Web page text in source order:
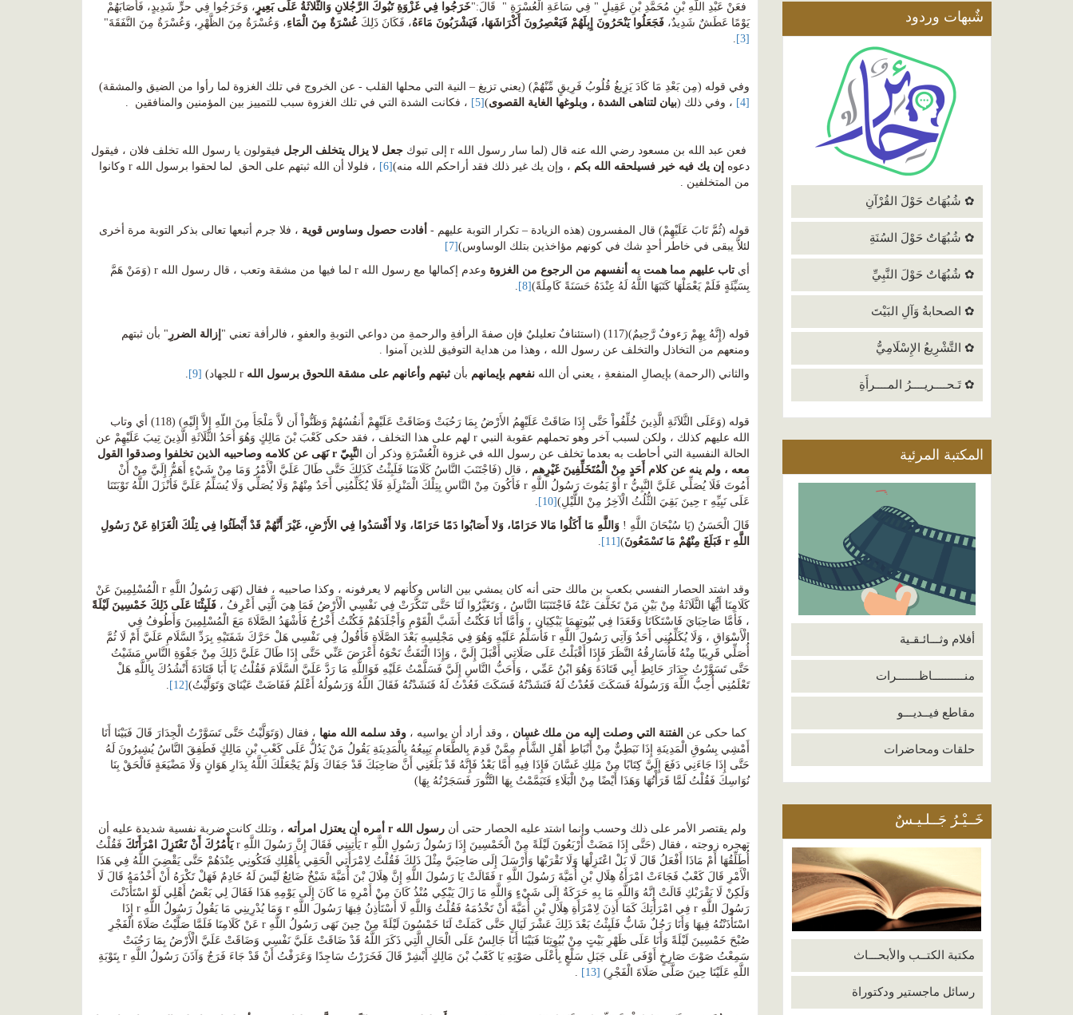
شٌبهات وردود
✿ شُبُهَاتٌ حَوْلَ القُرْآنِ
✿ شُبُهَاتٌ حَوْلَ السُنَةِ
✿ شُبُهَاتٌ حَوْلَ النَّبِيِّ
✿ الصحابةُ وَآلِ البَيْتَ
✿ التَّشْرِيعُ الإِسْلَامِيُّ
✿ تَـحــــريــــرُ المــــرأَةِ
المكتبة المرئية
أفلام وثـــائـقـية
منــــــــــاظـــــــرات
مقاطع فيــديـــو
حلقات ومحاضرات
خَــيْـرُ جَــلـيـسٌ
مكتبة الكتــب والأبحـــاث
رسائل ماجستير ودكتوراة
فعَنْ عَبْدِ اللَّهِ بْنِ مُحَمَّدِ بْنِ عَقِيلٍ " فِي سَاعَةِ الْعُسْرَةِ " قَالَ:"خَرَجُوا فِي غَزْوَةِ تَبُوكَ الرَّجُلانِ وَالثَّلاثَةُ عَلَى بَعِيرٍ ، وَخَرَجُوا فِي حرٍّ شَدِيدٍ، فَأَصَابَهُمْ
يَوْمًا عَطَشٌ شَدِيدٌ،فَجَعَلُوا يَنْحَرُونَ إِبِلَهُمْ فَيَعْصِرُونَ أَكْرَاشَهَا، فَيَشْرَبُونَ مَاءَهُ، فَكَانَ ذَلِكَعُسْرَةٌ مِنَ الْمَاءِ، وَعُسْرَةٌ مِنَ الظَّهْرِ، وَعُسْرَةٌ مِنَ النَّفَقَةَ"
[3]
.
وفي قوله (مِن بَعْدِ مَا كَادَ يَزِيغُ قُلُوبُ فَرِيقٍ مِّنْهُمْ) (يعني تزيغ – النية التي محلها القلب - عن الخروج في تلك الغزوة لما رأوا من الضيق والمشقة)
[4]
، وفي ذلك (بيان لتناهى الشدة ، وبلوغها الغاية القصوى)
[5] ، فكانت الشدة التي في تلك الغزوة سبب للتمييز بين المؤمنين والمنافقين .
فعن عبد الله بن مسعود رضي الله عنه قال (لما سار رسول الله r إلى تبوك جعل لا يزال يتخلف الرجل فيقولون يا رسول الله تخلف فلان ، فيقول
دعوه إن يك فيه خير فسيلحقه الله بكم ، وإن يك غير ذلك فقد أراحكم الله منه)[6]
، فلولا أن الله ثبتهم على الحق لما لحقوا برسول الله r وكانوا
من المتخلفين .
قوله (ثُمَّ تَابَ عَلَيْهِمْ) قال المفسرون (هذه الزيادة – تكرار التوبة عليهم - أفادت حصول وساوس قوية ، فلا جرم أتبعها تعالى بذكر التوبة مرة أخرى
لئلاَّ يبقى في خاطر أحدٍ شك في كونهم مؤاخذين بتلك الوساوس)[7]
أيتاب عليهم مما همت به أنفسهم من الرجوع من الغزوة
وعدم إكمالها مع رسول الله r لما فيها من مشقة وتعب ، قال رسول الله r (وَمَنْ هَمَّ
بِسَيِّئَةٍ فَلَمْ يَعْمَلْهَا كَتَبَهَا اللَّهُ لَهُ عِنْدَهُ حَسَنَةً كَامِلَةً)[8]
.
قوله (إِنَّهُ بِهِمْ رَءوفٌ رَّحِيمٌ)(117) (استئنافٌ تعليليٌ فإن صفةَ الرأفةِ والرحمةِ من دواعي التوبةِ والعفوِ ، فالرأفة تعني " إزالة الضررِ " بأن ثبتهم
ومنعهم من التخاذل والتخلف عن رسول الله ، وهذا من هداية التوفيق للذين آمنوا .
والثاني (الرحمة) بإيصالِ المنفعةِ ، يعني أن اللهنفعهم بإيمانهم بأنثبتهم وأعانهم على مشقة اللحوق برسول الله r للجهاد) [9]
.
قوله (وَعَلَى الثَّلاَثَةِ الَّذِينَ خُلِّفُواْ حَتَّى إِذَا ضَاقَتْ عَلَيْهِمُ الأَرْضُ بِمَا رَحُبَتْ وَضَاقَتْ عَلَيْهِمْ أَنفُسُهُمْ وَظَنُّواْ أَن لاَّ مَلْجَأَ مِنَ اللّهِ إِلاَّ إِلَيْهِ) (118) أي وتاب
الله عليهم كذلك ، ولكن لسبب آخر وهو تحملهم عقوبة النبي r لهم على هذا التخلف ، فقد حكى كَعْبَ بْنَ مَالِكٍ وَهُوَ أَحَدُ الثَّلَاثَةِ الَّذِينَ تِيبَ عَلَيْهِمْ عن
الحالة النفسية التي أحاطت به بعدما تخلف عن رسول الله في غزوة الْعُسْرَةِ وذكر أن النَّبِيّr نَهَى عن كلامه وصاحبيه الذين تخلفوا وصدقوا القول
معه ، ولم ينه عن كلام أَحَدٍ مِنْ الْمُتَخَلِّفِينَ غَيْرِهم ، قال (فَاجْتَنَبَ النَّاسُ كَلَامَنَا فَلَبِثْتُ كَذَلِكَ حَتَّى طَالَ عَلَيَّ الْأَمْرُ وَمَا مِنْ شَيْءٍ أَهَمُّ إِلَيَّ مِنْ أَنْ
أَمُوتَ فَلَا يُصَلِّي عَلَيَّ النَّبِيُّ r أَوْ يَمُوتَ رَسُولُ اللَّهِ r فَأَكُونَ مِنْ النَّاسِ بِتِلْكَ الْمَنْزِلَةِ فَلَا يُكَلِّمُنِي أَحَدٌ مِنْهُمْ وَلَا يُصَلِّي وَلَا يُسَلِّمُ عَلَيَّ فَأَنْزَلَ اللَّهُ تَوْبَتَنَا
عَلَى نَبِيِّهِ r حِينَ بَقِيَ الثُّلُثُ الْآخِرُ مِنْ اللَّيْلِ)
[10]
.
قَالَ الْحَسَنُ (يَا سُبْحَانَ اللَّهِ !وَاللَّهِ مَا أَكَلُوا مَالا حَرَامًا، وَلا أَصَابُوا دَمًا حَرَامًا، وَلا أَفْسَدُوا فِي الأَرْضِ، غَيْرَ أَنَّهُمْ قَدْ أَبْطَئُوا فِي تِلْكَ الْغَزَاةِ عَنْ رَسُولِ
اللَّهِr فَبَلَغَ مِنْهُمْ مَا تَسْمَعُونَ)
[11]
.
وقد اشتد الحصار النفسي بكعب بن مالك حتى أنه كان يمشي بين الناس وكأنهم لا يعرفونه ، وكذا صاحبيه ، فقال (نَهَى رَسُولُ اللَّهِ r الْمُسْلِمِينَ عَنْ
كَلَامِنَا أَيُّهَا الثَّلَاثَةُ مِنْ بَيْنِ مَنْ تَخَلَّفَ عَنْهُ فَاجْتَنَبَنَا النَّاسُ ، وَتَغَيَّرُوا لَنَا حَتَّى تَنَكَّرَتْ فِي نَفْسِي الْأَرْضُ فَمَا هِيَ الَّتِي أَعْرِفُ ،فَلَبِثْنَا عَلَى ذَلِكَ خَمْسِينَ لَيْلَةً
، فَأَمَّا صَاحِبَايَ فَاسْتَكَانَا وَقَعَدَا فِي بُيُوتِهِمَا يَبْكِيَانِ ، وَأَمَّا أَنَا فَكُنْتُ أَشَبَّ الْقَوْمِ وَأَجْلَدَهُمْ فَكُنْتُ أَخْرُجُ فَأَشْهَدُ الصَّلَاةَ مَعَ الْمُسْلِمِينَ وَأَطُوفُ فِي
الْأَسْوَاقِ ، وَلَا يُكَلِّمُنِي أَحَدٌ وَآتِي رَسُولَ اللَّهِ r فَأُسَلِّمُ عَلَيْهِ وَهُوَ فِي مَجْلِسِهِ بَعْدَ الصَّلَاةِ فَأَقُولُ فِي نَفْسِي هَلْ حَرَّكَ شَفَتَيْهِ بِرَدِّ السَّلَامِ عَلَيَّ أَمْ لَا ثُمَّ
أُصَلِّي قَرِيبًا مِنْهُ فَأُسَارِقُهُ النَّظَرَ فَإِذَا أَقْبَلْتُ عَلَى صَلَاتِي أَقْبَلَ إِلَيَّ ، وَإِذَا الْتَفَتُّ نَحْوَهُ أَعْرَضَ عَنِّي حَتَّى إِذَا طَالَ عَلَيَّ ذَلِكَ مِنْ جَفْوَةِ النَّاسِ مَشَيْتُ
حَتَّى تَسَوَّرْتُ جِدَارَ حَائِطِ أَبِي قَتَادَةَ وَهُوَ ابْنُ عَمِّي ، وَأَحَبُّ النَّاسِ إِلَيَّ فَسَلَّمْتُ عَلَيْهِ فَوَاللَّهِ مَا رَدَّ عَلَيَّ السَّلَامَ فَقُلْتُ يَا أَبَا قَتَادَةَ أَنْشُدُكَ بِاللَّهِ هَلْ
تَعْلَمُنِي أُحِبُّ اللَّهَ وَرَسُولَهُ فَسَكَتَ فَعُدْتُ لَهُ فَنَشَدْتُهُ فَسَكَتَ فَعُدْتُ لَهُ فَنَشَدْتُهُ فَقَالَ اللَّهُ وَرَسُولُهُ أَعْلَمُ فَفَاضَتْ عَيْنَايَ وَتَوَلَّيْتُ)[12]
.
كما حكى عن الفتنة التي وصلت إليه من ملك غسان ، وقد أراد أن يواسيه ،وقد سلمه الله منها ، فقال (وَتَوَلَّيْتُ حَتَّى تَسَوَّرْتُ الْجِدَارَ قَالَ فَبَيْنَا أَنَا
أَمْشِي بِسُوقِ الْمَدِينَةِ إِذَا نَبَطِيٌّ مِنْ أَنْبَاطِ أَهْلِ الشَّأْمِ مِمَّنْ قَدِمَ بِالطَّعَامِ يَبِيعُهُ بِالْمَدِينَةِ يَقُولُ مَنْ يَدُلُّ عَلَى كَعْبِ بْنِ مَالِكٍ فَطَفِقَ النَّاسُ يُشِيرُونَ لَهُ
حَتَّى إِذَا جَاءَنِي دَفَعَ إِلَيَّ كِتَابًا مِنْ مَلِكِ غَسَّانَ فَإِذَا فِيهِ أَمَّا بَعْدُ فَإِنَّهُ قَدْ بَلَغَنِي أَنَّ صَاحِبَكَ قَدْ جَفَاكَ وَلَمْ يَجْعَلْكَ اللَّهُ بِدَارِ هَوَانٍ وَلَا مَضْيَعَةٍ فَالْحَقْ بِنَا
نُوَاسِكَ فَقُلْتُ لَمَّا قَرَأْتُهَا وَهَذَا أَيْضًا مِنْ الْبَلَاءِ فَتَيَمَّمْتُ بِهَا التَّنُّورَ فَسَجَرْتُهُ بِهَا)
ولم يقتصر الأمر على ذلك وحسب وإنما اشتد عليه الحصار حتى أنرسول اللهr أمره أن يعتزل امرأته ، وتلك كانت ضربة نفسية شديدة عليه أن
تهجره زوجته ، فقال (حَتَّى إِذَا مَضَتْ أَرْبَعُونَ لَيْلَةً مِنْ الْخَمْسِينَ إِذَا رَسُولُ رَسُولِ اللَّهِ r يَأْتِينِي فَقَالَ إِنَّ رَسُولَ اللَّهِ r
يَأْمُرُكَ أَنْ تَعْتَزِلَ امْرَأَتَكَ فَقُلْتُ
أُطَلِّقُهَا أَمْ مَاذَا أَفْعَلُ قَالَ لَا بَلْ اعْتَزِلْهَا وَلَا تَقْرَبْهَا وَأَرْسَلَ إِلَى صَاحِبَيَّ مِثْلَ ذَلِكَ فَقُلْتُ لِامْرَأَتِي الْحَقِي بِأَهْلِكِ فَتَكُونِي عِنْدَهُمْ حَتَّى يَقْضِيَ اللَّهُ فِي هَذَا
الْأَمْرِ قَالَ كَعْبٌ فَجَاءَتْ امْرَأَةُ هِلَالِ بْنِ أُمَيَّةَ رَسُولَ اللَّهِ r فَقَالَتْ يَا رَسُولَ اللَّهِ إِنَّ هِلَالَ بْنَ أُمَيَّةَ شَيْخٌ ضَائِعٌ لَيْسَ لَهُ خَادِمٌ فَهَلْ تَكْرَهُ أَنْ أَخْدُمَهُ قَالَ لَا
وَلَكِنْ لَا يَقْرَبْكِ قَالَتْ إِنَّهُ وَاللَّهِ مَا بِهِ حَرَكَةٌ إِلَى شَيْءٍ وَاللَّهِ مَا زَالَ يَبْكِي مُنْذُ كَانَ مِنْ أَمْرِهِ مَا كَانَ إِلَى يَوْمِهِ هَذَا فَقَالَ لِي بَعْضُ أَهْلِي لَوْ اسْتَأْذَنْتَ
رَسُولَ اللَّهِ r فِي امْرَأَتِكَ كَمَا أَذِنَ لِامْرَأَةِ هِلَالِ بْنِ أُمَيَّةَ أَنْ تَخْدُمَهُ فَقُلْتُ وَاللَّهِ لَا أَسْتَأْذِنُ فِيهَا رَسُولَ اللَّهِ r وَمَا يُدْرِينِي مَا يَقُولُ رَسُولُ اللَّهِ r إِذَا
اسْتَأْذَنْتُهُ فِيهَا وَأَنَا رَجُلٌ شَابٌّ فَلَبِثْتُ بَعْدَ ذَلِكَ عَشْرَ لَيَالٍ حَتَّى كَمَلَتْ لَنَا خَمْسُونَ لَيْلَةً مِنْ حِينَ نَهَى رَسُولُ اللَّهِ r عَنْ كَلَامِنَا فَلَمَّا صَلَّيْتُ صَلَاةَ الْفَجْرِ
صُبْحَ خَمْسِينَ لَيْلَةً وَأَنَا عَلَى ظَهْرِ بَيْتٍ مِنْ بُيُوتِنَا فَبَيْنَا أَنَا جَالِسٌ عَلَى الْحَالِ الَّتِي ذَكَرَ اللَّهُ قَدْ ضَاقَتْ عَلَيَّ نَفْسِي وَضَاقَتْ عَلَيَّ الْأَرْضُ بِمَا رَحُبَتْ
سَمِعْتُ صَوْتَ صَارِخٍ أَوْفَى عَلَى جَبَلِ سَلْعٍ بِأَعْلَى صَوْتِهِ يَا كَعْبُ بْنَ مَالِكٍ أَبْشِرْ قَالَ فَخَرَرْتُ سَاجِدًا وَعَرَفْتُ أَنْ قَدْ جَاءَ فَرَجٌ وَآذَنَ رَسُولُ اللَّهِ r بِتَوْبَةِ
اللَّهِ عَلَيْنَا حِينَ صَلَّى صَلَاةَ الْفَجْرِ) [13]
.